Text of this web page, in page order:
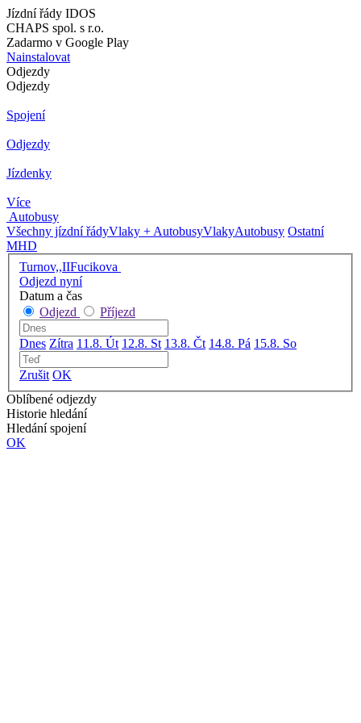
Jízdní řády IDOS
CHAPS spol. s r.o.
Zadarmo v Google Play
Nainstalovat
Odjezdy
Odjezdy
Spojení
Odjezdy
Jízdenky
Více
Autobusy
Všechny jízdní řádyVlaky + AutobusyVlakyAutobusy Ostatní
MHD
Turnov,,IIFucikova
Odjezd nyní
Datum a čas
Odjezd
Příjezd
Dnes Zítra 11.8. Út 12.8. St 13.8. Čt 14.8. Pá 15.8. So
Zrušit OK
Oblíbené odjezdy
Historie hledání
Hledání spojení
OK